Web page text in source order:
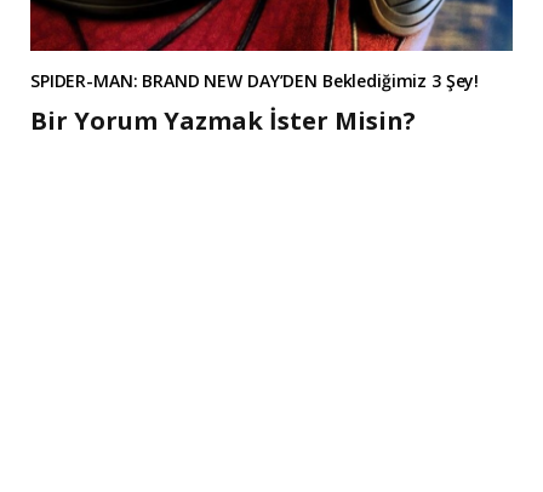
SPIDER-MAN: BRAND NEW DAY’DEN Beklediğimiz 3 Şey!
Bir Yorum Yazmak İster Misin?